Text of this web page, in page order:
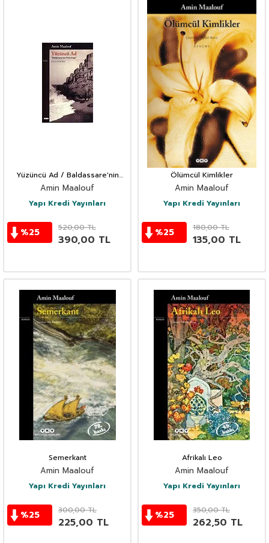
Yüzüncü Ad / Baldassare'nin
Yolculuğu
Amin Maalouf
Yapı Kredi Yayınları
%25 520,00TL
390,00 TL
Ölümcül Kimlikler
Amin Maalouf
Yapı Kredi Yayınları
%25 180,00TL
135,00 TL
Semerkant
Amin Maalouf
Yapı Kredi Yayınları
%25 300,00TL
225,00 TL
Afrikalı Leo
Amin Maalouf
Yapı Kredi Yayınları
%25 350,00TL
262,50 TL